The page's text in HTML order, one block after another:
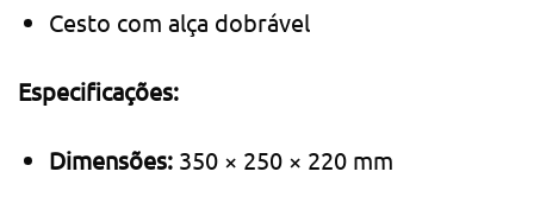
Cesto com alça dobrável
Especificações:
Dimensões: 350 × 250 × 220 mm